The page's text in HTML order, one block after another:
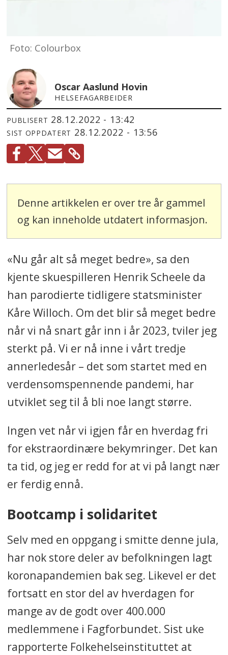
Foto: Colourbox
Oscar Aaslund Hovin
HELSEFAGARBEIDER
PUBLISERT 28.12.2022 - 13:42
SIST OPPDATERT 28.12.2022 - 13:56
Denne artikkelen er over tre år gammel
og kan inneholde utdatert informasjon.
«Nu går alt så meget bedre», sa den
kjente skuespilleren Henrik Scheele da
han parodierte tidligere statsminister
Kåre Willoch. Om det blir så meget bedre
når vi nå snart går inn i år 2023, tviler jeg
sterkt på. Vi er nå inne i vårt tredje
annerledesår – det som startet med en
verdensomspennende pandemi, har
utviklet seg til å bli noe langt større.
Ingen vet når vi igjen får en hverdag fri
for ekstraordinære bekymringer. Det kan
ta tid, og jeg er redd for at vi på langt nær
er ferdig ennå.
Bootcamp i solidaritet
Selv med en oppgang i smitte denne jula,
har nok store deler av befolkningen lagt
koronapandemien bak seg. Likevel er det
fortsatt en stor del av hverdagen for
mange av de godt over 400.000
medlemmene i Fagforbundet. Sist uke
rapporterte Folkehelseinstituttet at